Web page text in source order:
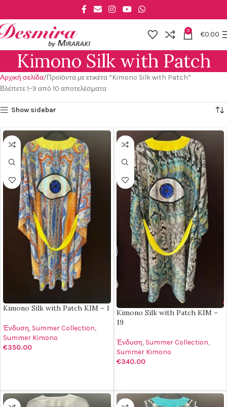
0 €0.00
Kimono Silk with Patch
Αρχική σελίδα Προϊόντα με ετικέτα “Kimono Silk with Patch”
Βλέπετε 1–9 από 10 αποτελέσματα
Show sidebar
Kimono Silk with Patch KIM – 1
Ένδυση, Summer Collection,
Summer Kimono
€350.00
Kimono Silk with Patch KIM –
19
Ένδυση, Summer Collection,
Summer Kimono
€340.00